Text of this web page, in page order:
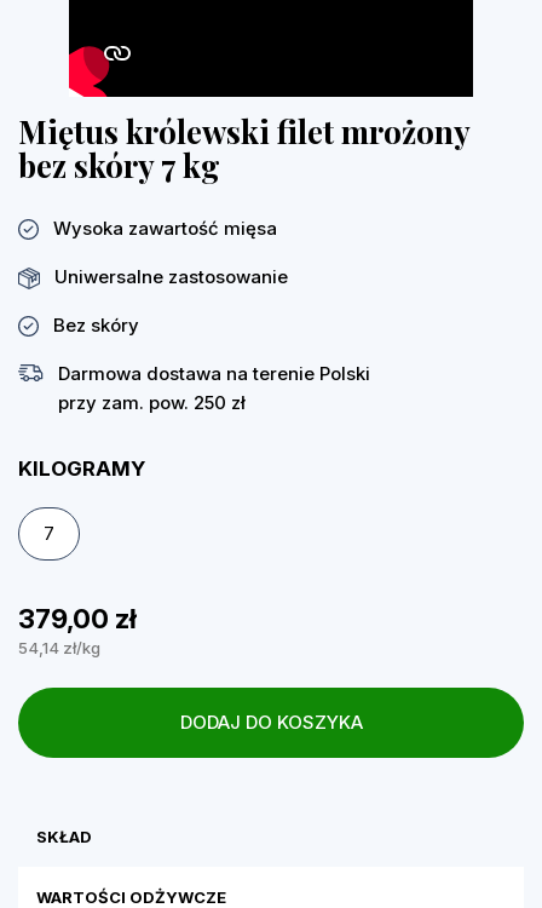
Miętus królewski filet mrożony
bez skóry 7 kg
Wysoka zawartość mięsa
Uniwersalne zastosowanie
Bez skóry
Darmowa dostawa na terenie Polski
przy zam. pow. 250 zł
KILOGRAMY
7
379,00 zł
54,14 zł/kg
DODAJ DO KOSZYKA
SKŁAD
WARTOŚCI ODŻYWCZE